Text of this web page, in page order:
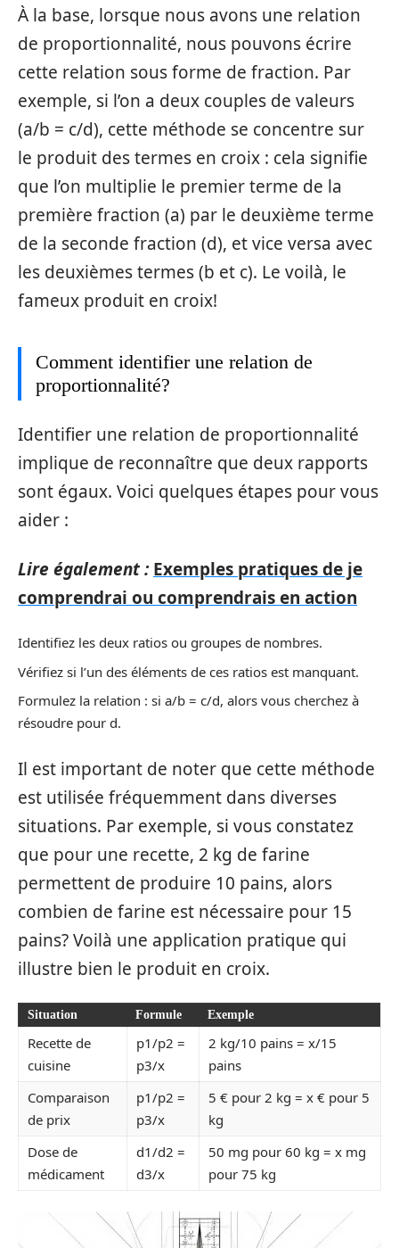
À la base, lorsque nous avons une relation
de proportionnalité, nous pouvons écrire
cette relation sous forme de fraction. Par
exemple, si l’on a deux couples de valeurs
(a/b = c/d), cette méthode se concentre sur
le produit des termes en croix : cela signifie
que l’on multiplie le premier terme de la
première fraction (a) par le deuxième terme
de la seconde fraction (d), et vice versa avec
les deuxièmes termes (b et c). Le voilà, le
fameux produit en croix!
Comment identifier une relation de
proportionnalité?
Identifier une relation de proportionnalité
implique de reconnaître que deux rapports
sont égaux. Voici quelques étapes pour vous
aider :
Lire également : Exemples pratiques de je
comprendrai ou comprendrais en action
Identifiez les deux ratios ou groupes de nombres.
Vérifiez si l’un des éléments de ces ratios est manquant.
Formulez la relation : si a/b = c/d, alors vous cherchez à
résoudre pour d.
Il est important de noter que cette méthode
est utilisée fréquemment dans diverses
situations. Par exemple, si vous constatez
que pour une recette, 2 kg de farine
permettent de produire 10 pains, alors
combien de farine est nécessaire pour 15
pains? Voilà une application pratique qui
illustre bien le produit en croix.
Situation Formule Exemple
Recette de
cuisine
p1/p2 =
p3/x
2 kg/10 pains = x/15
pains
Comparaison
de prix
p1/p2 =
p3/x
5 € pour 2 kg = x € pour 5
kg
Dose de
médicament
d1/d2 =
d3/x
50 mg pour 60 kg = x mg
pour 75 kg